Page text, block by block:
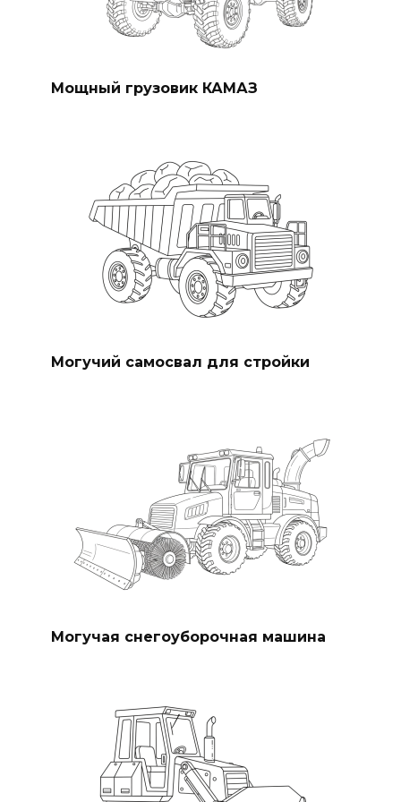
Мощный грузовик КАМАЗ
Могучий самосвал для стройки
Могучая снегоуборочная машина